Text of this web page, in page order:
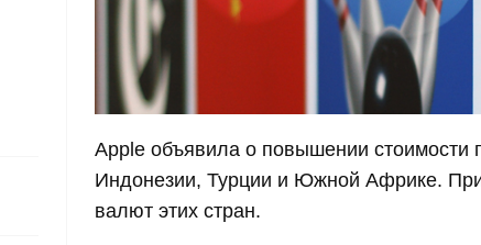
Apple объявила о повышении
Индонезии, Турции и Южной Африке.
валют этих стран.